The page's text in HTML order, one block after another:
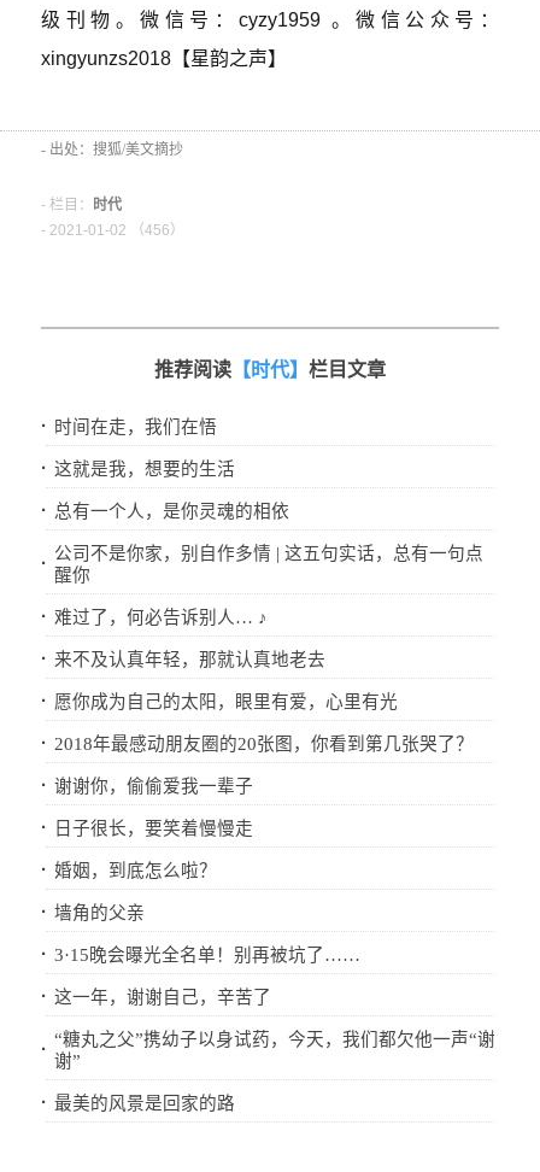
级刊物。微信号：cyzy1959 。微信公众号：
xingyunzs2018【星韵之声】
- 出处：搜狐/美文摘抄
- 栏目： 时代
- 2021-01-02 （456）
推荐阅读 【时代】 栏目文章
· 时间在走，我们在悟
· 这就是我，想要的生活
· 总有一个人，是你灵魂的相依
· 公司不是你家，别自作多情 | 这五句实话，总有一句点
醒你
· 难过了，何必告诉别人… ♪
· 来不及认真年轻，那就认真地老去
· 愿你成为自己的太阳，眼里有爱，心里有光
· 2018年最感动朋友圈的20张图，你看到第几张哭了？
· 谢谢你，偷偷爱我一辈子
· 日子很长，要笑着慢慢走
· 婚姻，到底怎么啦？
· 墙角的父亲
· 3·15晚会曝光全名单！别再被坑了……
· 这一年，谢谢自己，辛苦了
· “糖丸之父”携幼子以身试药，今天，我们都欠他一声“谢
谢”
· 最美的风景是回家的路